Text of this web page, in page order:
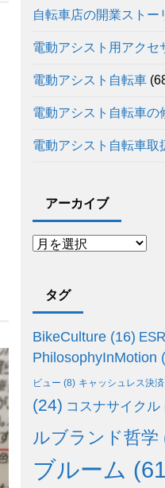
自転車店の開業ストー
電動アシスト用アクセ
電動アシスト自転車
電動アシスト自転車の
電動アシスト自転車取
アーカイブ
タグ
BikeCulture (16) ESR
PhilosophyInMotion
ビュー (8) キャッシュレス決済
(24) コスナサイクル
ルブランド哲学
ブルーム